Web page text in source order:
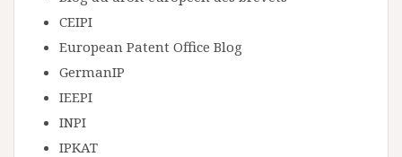
CEIPI
European Patent Office Blog
GermanIP
IEEPI
INPI
IPKAT